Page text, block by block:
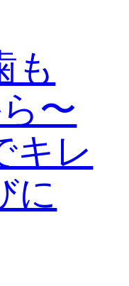
も
〜
キレ
に